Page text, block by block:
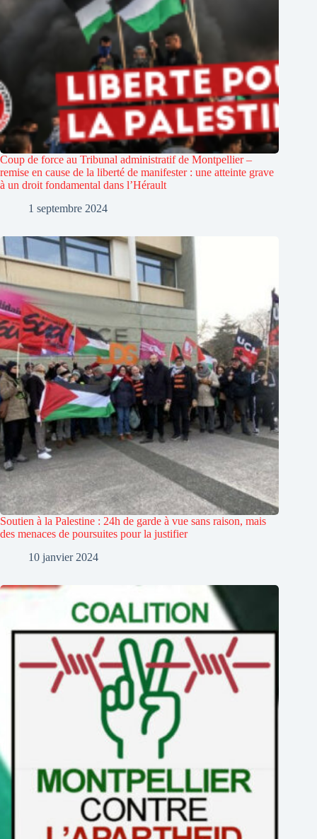
Coup de force au Tribunal administratif de Montpellier –
remise en cause de la liberté de manifester : une atteinte grave
à un droit fondamental dans l’Hérault
1 septembre 2024
Soutien à la Palestine : 24h de garde à vue sans raison, mais
des menaces de poursuites pour la justifier
10 janvier 2024